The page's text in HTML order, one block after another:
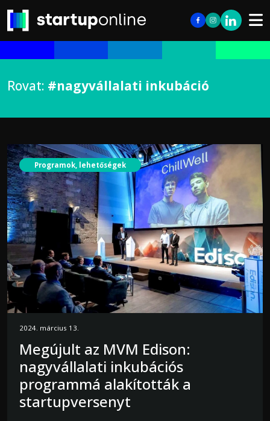
Rovat: #nagyvállalati inkubáció
Programok, lehetőségek
2024. március 13.
Megújult az MVM Edison:
nagyvállalati inkubációs
programmá alakították a
startupversenyt